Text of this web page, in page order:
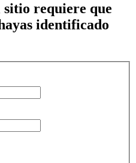
requiere que
identificado